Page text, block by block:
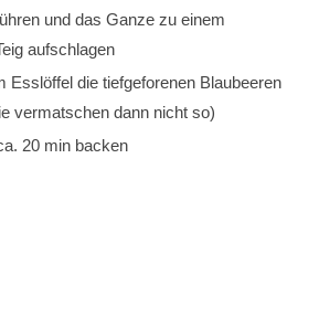
und das Ganze zu einem
aufschlagen
Esslöffel die tiefgeforenen Blaubeeren
vermatschen dann nicht so)
20 min backen